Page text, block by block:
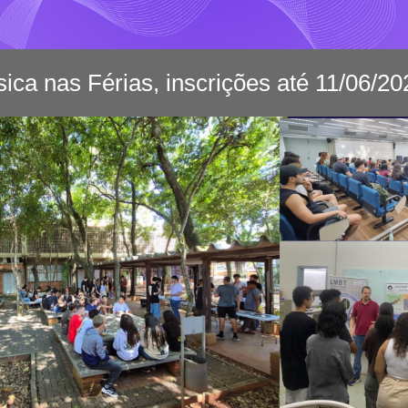
nas Férias, inscrições até 11/06/